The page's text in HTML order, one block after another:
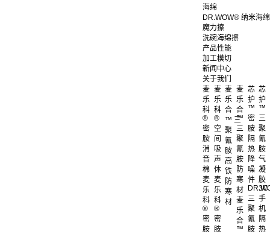
海绵
DR.WOW® 纳米海绵
魔力擦
洗碗海绵擦
产品性能
加工模切
新闻中心
关于我们
麦
乐
科
®
密
胺
消
音
棉
麦
乐
科
®
空
间
吸
声
体
麦
乐
科
®
密
胺
麦
乐
科
®
密
胺
麦
乐
合
™ 三
聚
氰
胺
高
铁
防
寒
材
麦
乐
合
™
三
聚
氰
胺
防
寒
材
麦
乐
合
™
芯
护
™
密
胺
隔
热
降
噪
件
芯
护
™
三
聚
氰
胺
气
凝
胶
三
聚
氰
胺
3C
手
机
隔
热